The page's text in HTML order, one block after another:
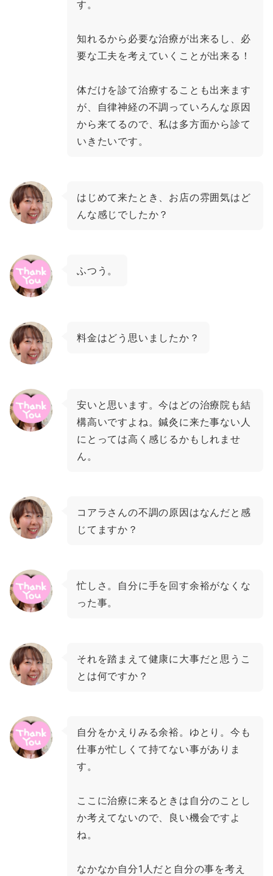
す。
知れるから必要な治療が出来るし、必
要な工夫を考えていくことが出来る！
体だけを診て治療することも出来ます
が、自律神経の不調っていろんな原因
から来てるので、私は多方面から診て
いきたいです。
はじめて来たとき、お店の雰囲気はど
んな感じでしたか？
ふつう。
料金はどう思いましたか？
安いと思います。今はどの治療院も結
構高いですよね。鍼灸に来た事ない人
にとっては高く感じるかもしれませ
ん。
コアラさんの不調の原因はなんだと感
じてますか？
忙しさ。自分に手を回す余裕がなくな
った事。
それを踏まえて健康に大事だと思うこ
とは何ですか？
自分をかえりみる余裕。ゆとり。今も
仕事が忙しくて持てない事がありま
す。
ここに治療に来るときは自分のことし
か考えてないので、良い機会ですよ
ね。
なかなか自分1人だと自分の事を考え